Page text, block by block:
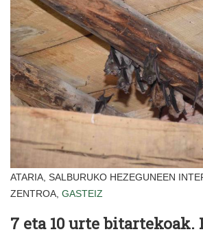
ATARIA, SALBURUKO HEZEGUNEEN
ZENTROA, GASTEIZ
7 eta 10 urte bitartekoak.